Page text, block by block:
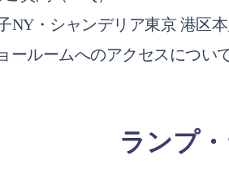
NY・シャンデリア東京 港区
ールームへのアクセスについ
ランプ